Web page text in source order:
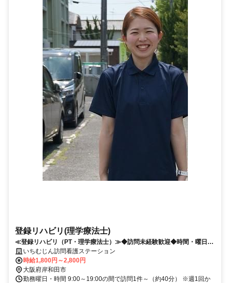
登録リハビリ(理学療法士)
≪登録リハビリ（PT・理学療法士）≫◆訪問未経験歓迎◆時間・曜日・
シフトが選べる仕事
いちむじん訪問看護ステーション
時給1,800円～2,800円
大阪府岸和田市
勤務曜日・時間 9:00～19:00の間で訪問1件～（約40分） ※週1回か